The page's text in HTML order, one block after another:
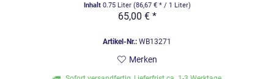
Inhalt 0.75 Liter (86,67 € * / 1 Liter)
65,00 € *
Artikel-Nr.: WB13271
Merken